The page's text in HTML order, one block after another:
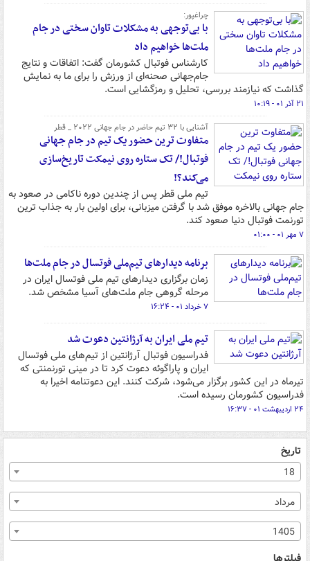
چراغپور:‌
با بی‌توجهی به مشکلات تاوان سختی در جام
ملت‌ها خواهیم داد
کارشناس فوتبال کشورمان گفت: اتفاقات و نتایج
جام‌جهانی صحنه‌ای از ورزش را برای ما به نمایش
گذاشت که نیازمند بررسی، تحلیل و رمزگشایی است.
۲۱ آذر ۰۱ - ۱۰:۱۹
آشنایی با ۳۲ تیم حاضر در جام جهانی ۲۰۲۲ _ قطر
متفاوت ترین حضور یک تیم در جام جهانی
فوتبال!/ تک ستاره روی نیمکت تاریخ‌سازی
می‌کند؟!
تیم ملی قطر پس از چندین دوره ناکامی در صعود به
جام جهانی بالاخره موفق شد با گرفتن میزبانی، برای اولین بار به جذاب ترین
تورنمت فوتبال دنیا صعود کند.
۷ مهر ۰۱ - ۰۱:۰۰
برنامه دیدارهای تیم‌ملی فوتسال در جام ملت‌ها
زمان برگزاری دیدارهای تیم ملی فوتسال ایران در
مرحله گروهی جام ملت‌های آسیا مشخص شد.
۷ خرداد ۰۱ - ۱۶:۲۴
تیم ملی ایران به آرژانتین دعوت شد
فدراسیون فوتبال آرژانتین از تیم‌های ملی فوتسال
ایران و پاراگوئه دعوت کرد تا در مینی تورنمنتی که
تیرماه در این کشور برگزار می‌شود، شرکت کنند. این دعوتنامه اخیرا به
فدراسیون کشورمان رسیده است.
۲۴ اردیبهشت ۰۱ - ۱۶:۳۷
تاریخ
18
مرداد
1405